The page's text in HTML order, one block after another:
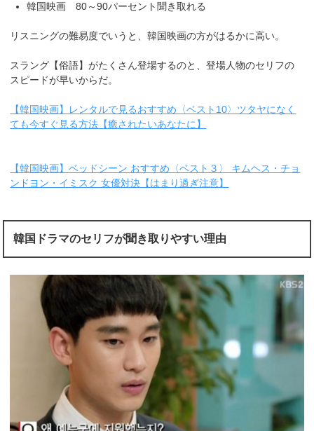
韓国映画 80～90パーセント聞き取れる
リスニングの難易度でいうと、韓国映画の方がはるかに高い。
スラング【俗語】がたくさん登場するのと、登場人物のセリフの
スピードが早いからだ。
【韓国映画】レンタルで見るおすすめ〈ベスト10〉ツタヤになく
ても今すぐ見る方法【癒されたいあなたに】
【韓国映画】ベッドシーン おすすめ〈ベスト３〉 キムヘス・チョ
ンドヨン・イミスク 女優対決【はまり過ぎ注意】
韓国ドラマのセリフが聞き取りやすい理由